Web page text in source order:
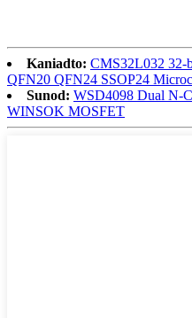
Kaniadto: CMS32L032 32-
QFN20 QFN24 SSOP24
Sunod: WSD4098 Dual N-
WINSOK MOSFET